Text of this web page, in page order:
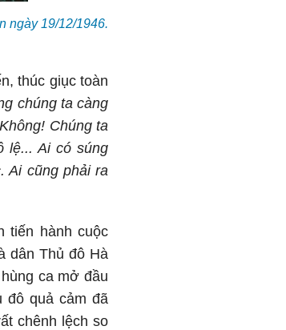
ngày 19/12/1946.
thúc giục toàn
chúng ta càng
Chúng ta
lệ... Ai có súng
Ai cũng phải ra
tiến hành cuộc
dân Thủ đô Hà
ca mở đầu
đô quả cảm đã
chênh lệch so